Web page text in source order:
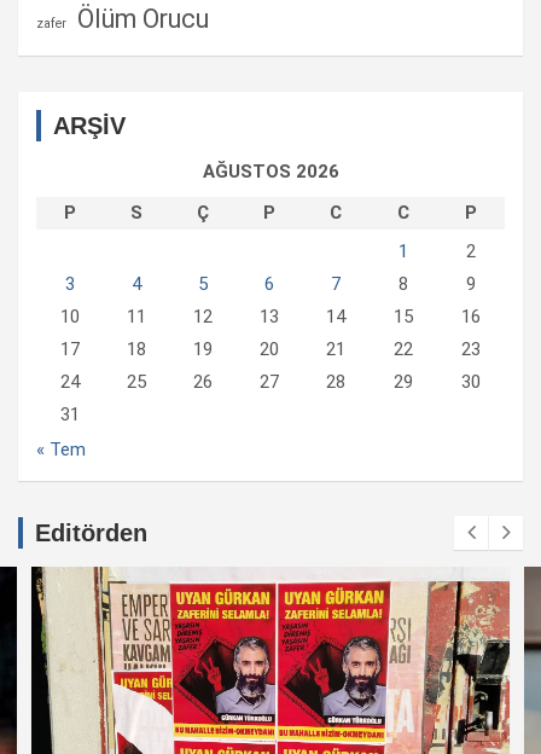
zafer Ölüm Orucu
ARŞİV
AĞUSTOS 2026
P
S Ç P C C
P
1
2
3
4 5 6 7 8
9
10
11 12 13 14 15
16
17
18 19 20 21 22
23
24
25 26 27 28 29
30
31
« Tem
Editörden